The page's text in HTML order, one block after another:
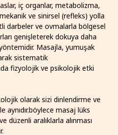
iç organlar, metabolizma,
ve sinirsel (refleks) yolla
darbeler ve ovmalarla bölgesel
genişleterek dokuya daha
Masajla, yumuşak
sistematik
fizyolojik ve psikolojik etki
olarak sizi dinlendirme ve
masaj lüks
düzenli aralıklarla alınması